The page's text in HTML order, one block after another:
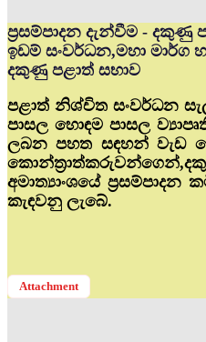
ප්‍රසම්පාදන දැන්වීම - දකුණු
ඉඩම් සංවර්ධන,මහා මාර්ග
දකුණු පළාත් සභාව
පළාත් නිශ්චිත සංවර්ධන
පාසල හොඳම පාසල
ලබන පහත සඳහන් වැඩ
අමාත්‍යාංශයේ
කැඳවනු ලැබේ.
Attachment